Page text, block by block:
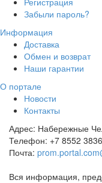
Забыли пароль?
Информация
Доставка
Обмен и возврат
Наши гарантии
О портале
Новости
Контакты
Адрес: Набережные
Телефон: +7 8552
Почта:
Вся информация,